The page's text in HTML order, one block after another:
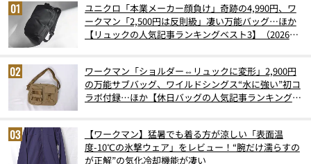
ユニクロ「本業メーカー顔負け」奇跡の4,990円、ワ
ークマン「2,500円は反則級」凄い万能バッグ…ほか
【リュックの人気記事ランキングベスト3】（2026年
ワークマン「ショルダー⇔リュックに変形」2,900円
の万能サブバッグ、ワイルドシングス“水に強い”初コ
ラボ付録…ほか【休日バッグの人気記事ランキングベ
【ワークマン】猛暑でも着る方が涼しい「表面温
度-10℃の氷撃ウェア」をレビュー！“腕だけ濡らすの
が正解”の気化冷却機能が凄い